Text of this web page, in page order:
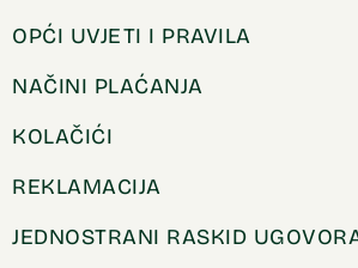
OPĆI UVJETI I PRAVILA
NAČINI PLAĆANJA
KOLAČIĆI
REKLAMACIJA
JEDNOSTRANI RASKID